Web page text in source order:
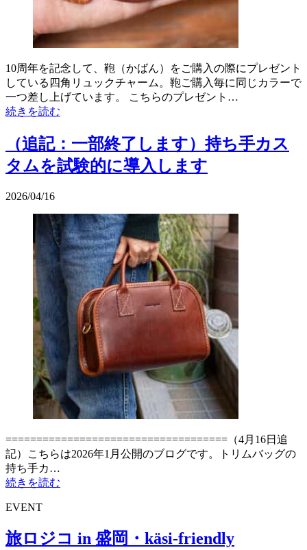
10周年を記念して、鞄（かばん）をご購入の際にプレゼント
している四角リュックチャーム。鞄ご購入毎に同じカラーで
一つ差し上げています。 こちらのプレゼント…
続きを読む
（追記：一部終了します）持ち手カス
タムを試験的に導入します
2026/04/16
====================================（4月16日追
記）こちらは2026年1月公開のブログです。トリムバッグの
持ち手カ…
続きを読む
EVENT
旅ロジコ in 盛岡・käsi-friendly